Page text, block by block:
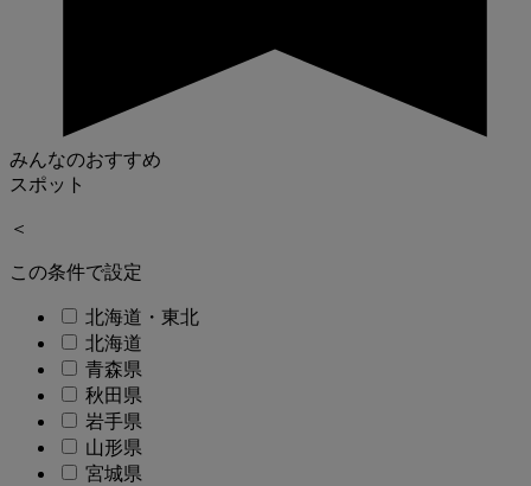
みんなのおすすめ
スポット
＜
この条件で設定
北海道・東北
北海道
青森県
秋田県
岩手県
山形県
宮城県